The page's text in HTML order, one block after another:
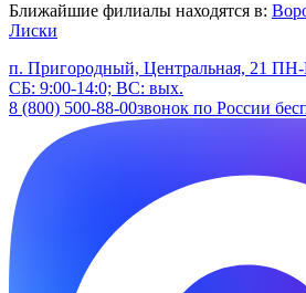
Ближайшие филиалы находятся в:
Лиски
п. Пригородный, Центральная, 21 ПН-
СБ: 9:00-14:0; ВС: вых.
8 (800) 500-88-00звонок по России